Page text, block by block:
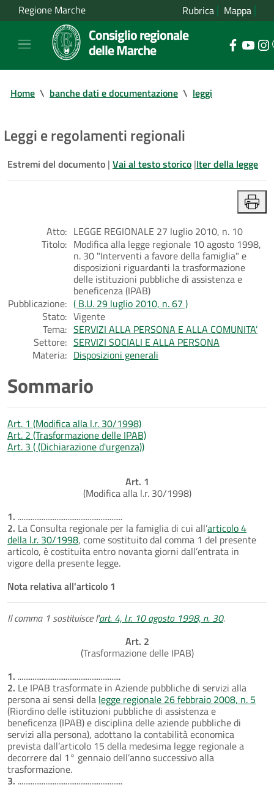
Regione Marche Rubrica Mappa
Consiglio regionale
delle Marche
Home \ banche dati e documentazione \ leggi
Leggi e regolamenti regionali
Estremi del documento | Vai al testo storico |Iter della legge
Atto: LEGGE REGIONALE 27 luglio 2010, n. 10
Titolo: Modifica alla legge regionale 10 agosto 1998,
n. 30 "Interventi a favore della famiglia" e
disposizioni riguardanti la trasformazione
delle istituzioni pubbliche di assistenza e
beneficenza (IPAB)
Pubblicazione: ( B.U. 29 luglio 2010, n. 67 )
Stato: Vigente
Tema: SERVIZI ALLA PERSONA E ALLA COMUNITA’
Settore: SERVIZI SOCIALI E ALLA PERSONA
Materia: Disposizioni generali
Sommario
Art. 1 (Modifica alla l.r. 30/1998)
Art. 2 (Trasformazione delle IPAB)
Art. 3 ( (Dichiarazione d'urgenza))
Art. 1
(Modifica alla l.r. 30/1998)
1. .........................................................
2. La Consulta regionale per la famiglia di cui all’articolo 4
della l.r. 30/1998, come sostituito dal comma 1 del presente
articolo, è costituita entro novanta giorni dall’entrata in
vigore della presente legge.
Nota relativa all'articolo 1
Il comma 1 sostituisce l'art. 4, l.r. 10 agosto 1998, n. 30.
Art. 2
(Trasformazione delle IPAB)
1. ........................................................
2. Le IPAB trasformate in Aziende pubbliche di servizi alla
persona ai sensi della legge regionale 26 febbraio 2008, n. 5
(Riordino delle istituzioni pubbliche di assistenza e
beneficenza (IPAB) e disciplina delle aziende pubbliche di
servizi alla persona), adottano la contabilità economica
prevista dall’articolo 15 della medesima legge regionale a
decorrere dal 1° gennaio dell’anno successivo alla
trasformazione.
3. .........................................................